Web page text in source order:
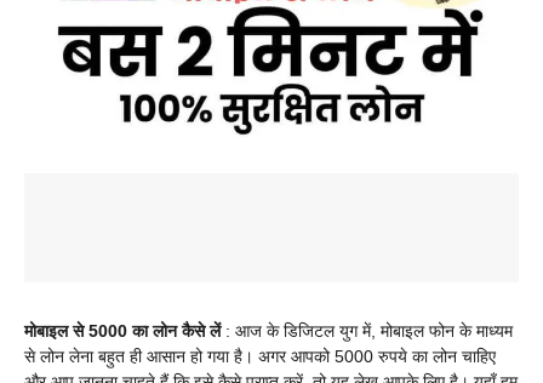
मोबाइल से 5000 का लोन कैसे लें: आज के डिजिटल युग में, मोबाइल फोन के माध्यम
से लोन लेना बहुत ही आसान हो गया है। अगर आपको 5000 रुपये का लोन चाहिए